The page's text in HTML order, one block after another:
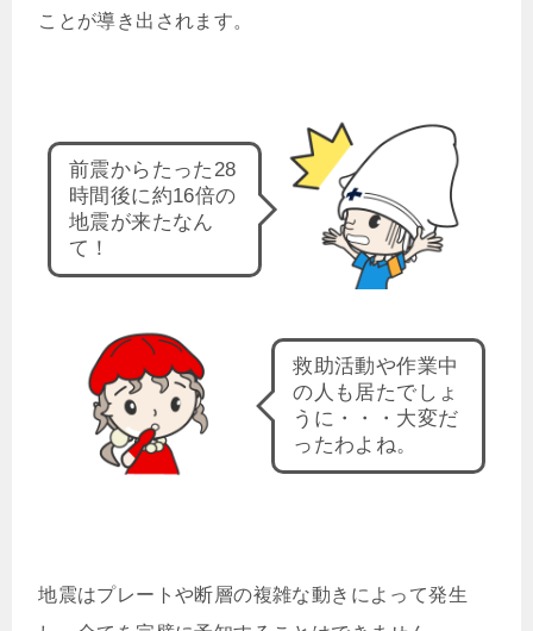
ことが導き出されます。
前震からたった28
時間後に約16倍の
地震が来たなん
て！
救助活動や作業中
の人も居たでしょ
うに・・・大変だ
ったわよね。
地震はプレートや断層の複雑な動きによって発生